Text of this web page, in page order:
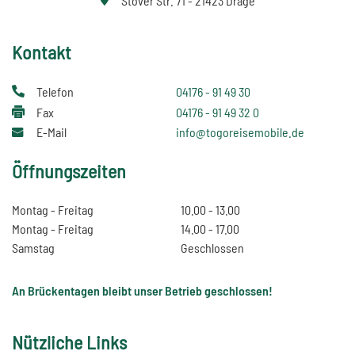
Kontakt
Telefon
04176 - 91 49 30
Fax
04176 - 91 49 32 0
E-Mail
info@togoreisemobile.de
Öffnungszeiten
Montag - Freitag
10.00 - 13.00
Montag - Freitag
14.00 - 17.00
Samstag
Geschlossen
An Brückentagen bleibt unser Betrieb geschlossen!
Nützliche Links